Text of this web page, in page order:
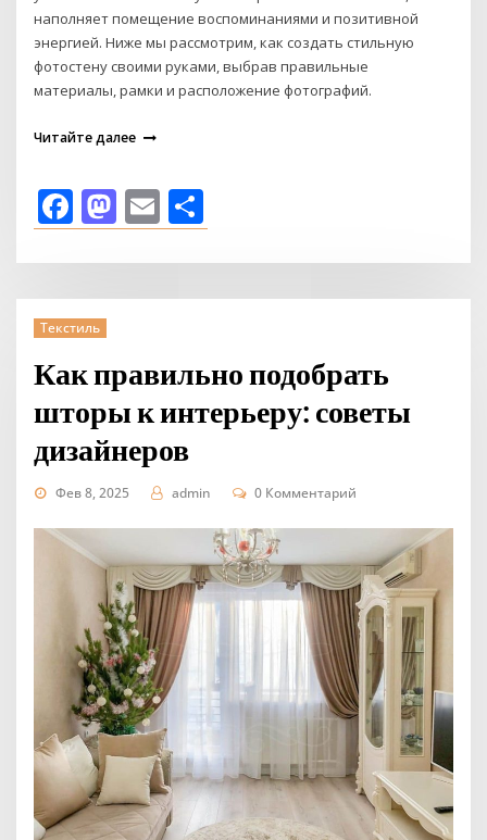
наполняет помещение воспоминаниями и позитивной
энергией. Ниже мы рассмотрим, как создать стильную
фотостену своими руками, выбрав правильные
материалы, рамки и расположение фотографий.
Читайте далее
Facebook
Mastodon
Email
Текстиль
Как правильно подобрать
шторы к интерьеру: советы
дизайнеров
Фев 8, 2025 admin 0 Комментарий